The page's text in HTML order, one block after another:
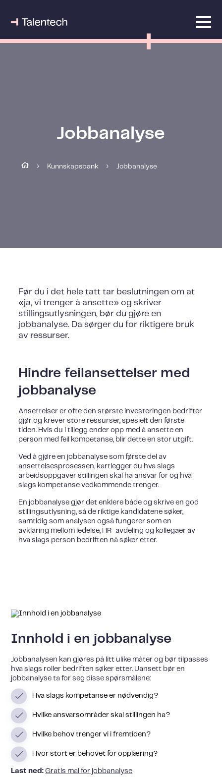
Jobbanalyse
› Kunnskapsbank › Jobbanalyse
Før du i det hele tatt tar beslutningen om at
«ja, vi trenger å ansette» og skriver
stillingsutlysningen, bør du gjøre en
jobbanalyse. Da sørger du for riktigere bruk
av ressurser.
Hindre feilansettelser med
jobbanalyse
Ansettelser er ofte den største investeringen bedrifter
gjør og krever store ressurser, spesielt den første
tiden. Hvis du i tillegg ender opp med å ansette en
person med feil kompetanse, blir dette en stor utgift.
Ved å gjøre en jobbanalyse som første del av
ansettelsesprosessen, kartlegger du hva slags
arbeidsoppgaver stillingen skal ha ansvar for og hva
slags kompetanse vedkommende trenger.
En jobbanalyse gjør det enklere både og skrive en god
stillingsutlysning, så de riktige kandidatene søker,
samtidig som analysen også fungerer som en
avklaring mellom ledelse, HR-avdeling og kollegaer av
hva slags person bedriften nå søker etter.
Innhold i en jobbanalyse
Jobbanalysen kan gjøres på litt ulike måter og bør tilpasses
hva slags roller bedriften søker etter. Uansett bør en
jobbanalyse ta for seg disse spørsmålene:
Hva slags kompetanse er nødvendig?
Hvilke ansvarsområder skal stillingen ha?
Hvilke behov trenger vi i fremtiden?
Hvor stort er behovet for opplæring?
Last ned: Gratis mal for jobbanalyse